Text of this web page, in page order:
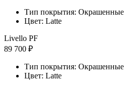
Тип покрытия: Окрашенные
Цвет: Latte
Livello PF
89 700 ₽
Тип покрытия: Окрашенные
Цвет: Latte